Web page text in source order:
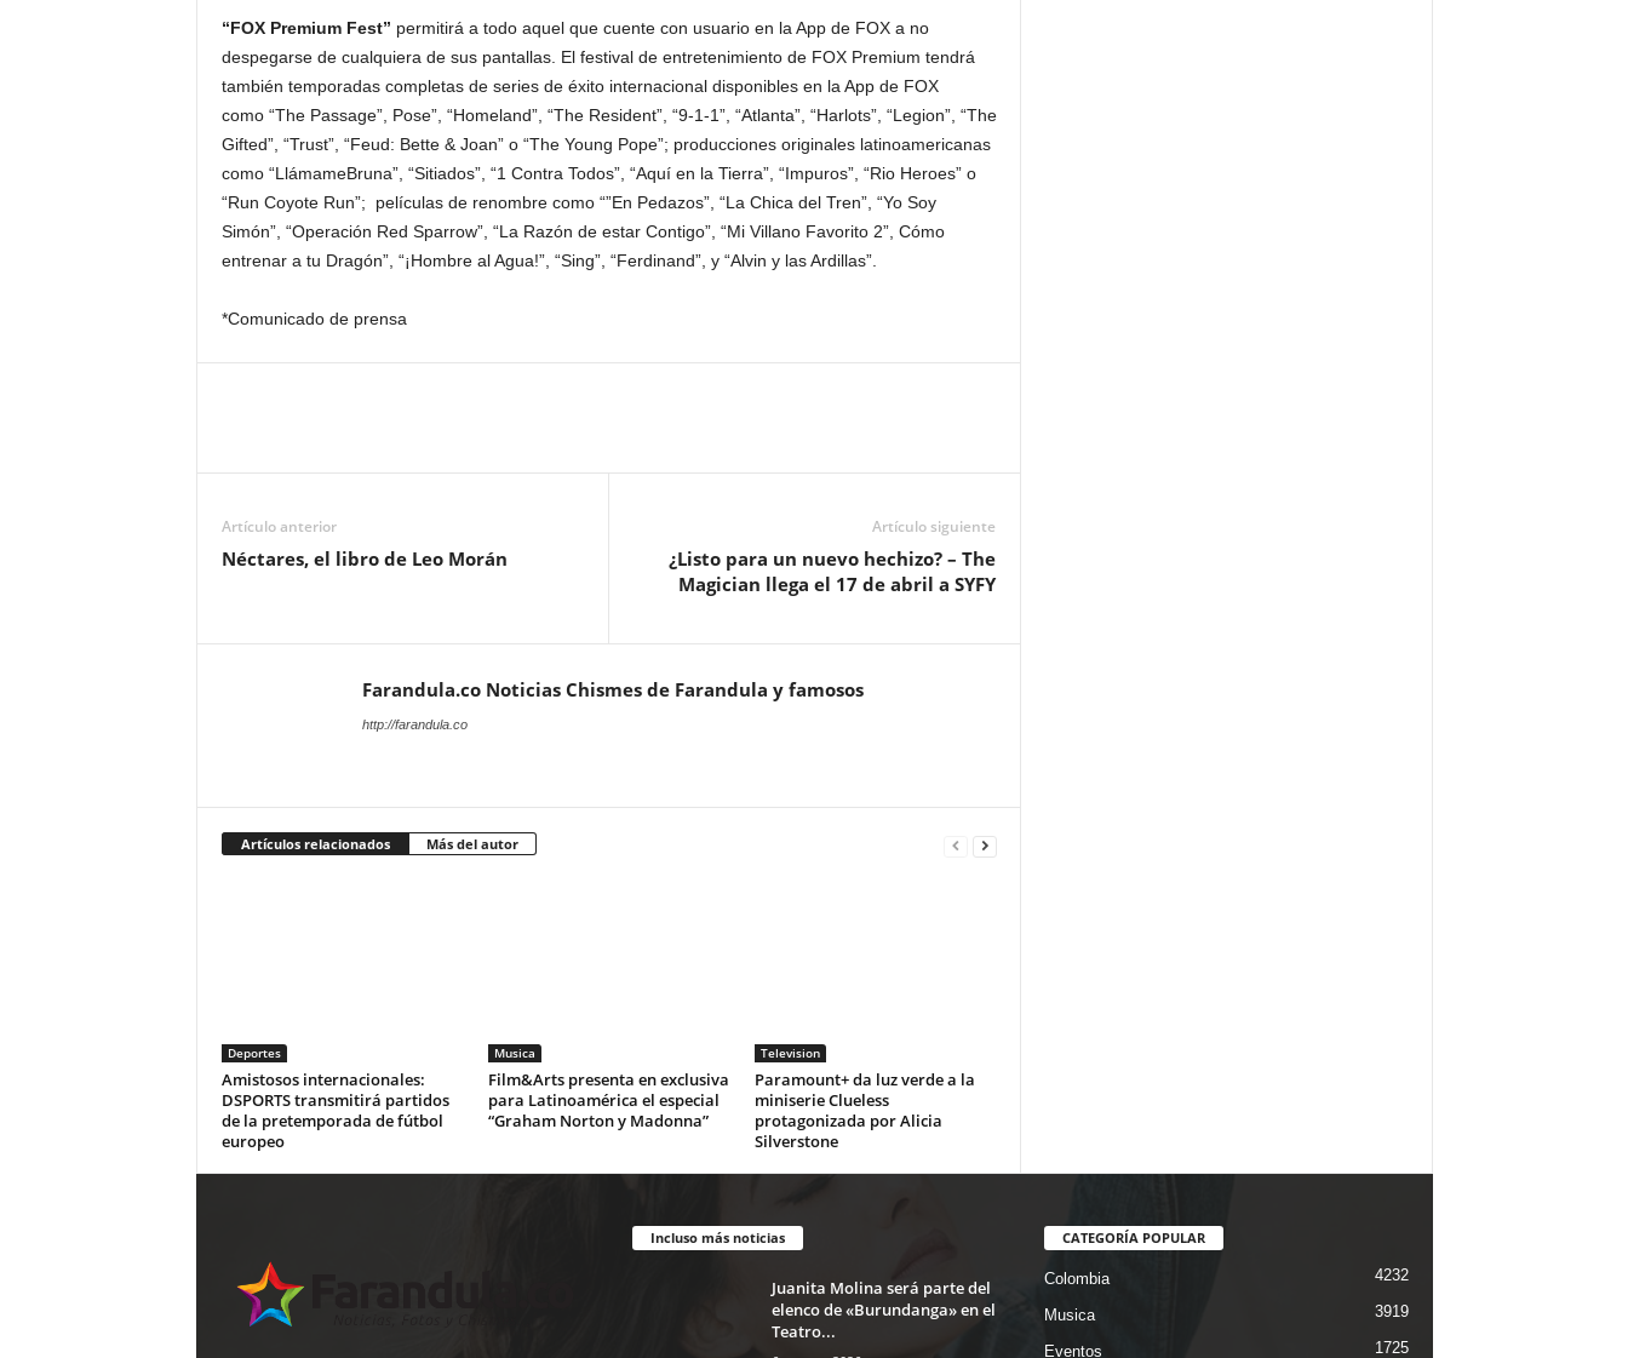
“FOX Premium Fest” permitirá a todo aquel que cuente con usuario en la App de FOX a no
despegarse de cualquiera de sus pantallas. El festival de entretenimiento de FOX Premium tendrá
también temporadas completas de series de éxito internacional disponibles en la App de FOX
como “The Passage”, Pose”, “Homeland”, “The Resident”, “9-1-1”, “Atlanta”, “Harlots”, “Legion”, “The
Gifted”, “Trust”, “Feud: Bette & Joan” o “The Young Pope”; producciones originales latinoamericanas
como “LlámameBruna”, “Sitiados”, “1 Contra Todos”, “Aquí en la Tierra”, “Impuros”, “Rio Heroes” o
“Run Coyote Run”; películas de renombre como “”En Pedazos”, “La Chica del Tren”, “Yo Soy
Simón”, “Operación Red Sparrow”, “La Razón de estar Contigo”, “Mi Villano Favorito 2”, Cómo
entrenar a tu Dragón”, “¡Hombre al Agua!”, “Sing”, “Ferdinand”, y “Alvin y las Ardillas”.
*Comunicado de prensa
Artículo anterior
Néctares, el libro de Leo Morán
Artículo siguiente
¿Listo para un nuevo hechizo? – The
Magician llega el 17 de abril a SYFY
Farandula.co Noticias Chismes de Farandula y famosos
http://farandula.co
Artículos relacionados Más del autor
Deportes
Amistosos internacionales:
DSPORTS transmitirá partidos
de la pretemporada de fútbol
europeo
Musica
Film&Arts presenta en exclusiva
para Latinoamérica el especial
“Graham Norton y Madonna”
Television
Paramount+ da luz verde a la
miniserie Clueless
protagonizada por Alicia
Silverstone
Incluso más noticias
Juanita Molina será parte del
elenco de «Burundanga» en el
Teatro...
CATEGORÍA POPULAR
Colombia 4232
Musica 3919
Eventos 1725